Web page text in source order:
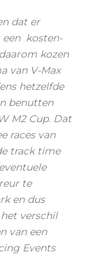
dat er
een kosten-
kozen
van V-Max
hetzelfde
benutten
M2 Cup. Dat
races van
track time
te
en dus
verschil
van een
Events